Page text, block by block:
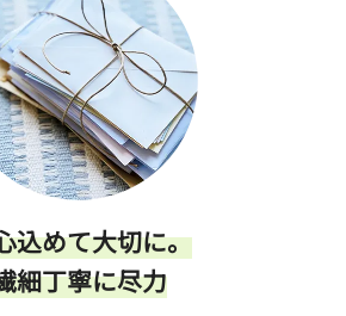
込めて大切に。
細丁寧に尽力